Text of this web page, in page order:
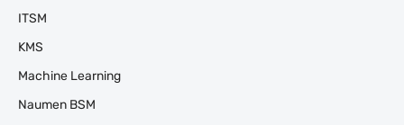
ITSM
KMS
Machine Learning
Naumen BSM